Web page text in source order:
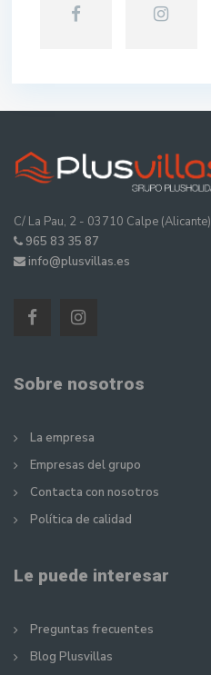
C/ La Pau, 2 - 03710 Calpe (Alicante)
965 83 35 87
info@plusvillas.es
Sobre nosotros
La empresa
Empresas del grupo
Contacta con nosotros
Política de calidad
Le puede interesar
Preguntas frecuentes
Blog Plusvillas